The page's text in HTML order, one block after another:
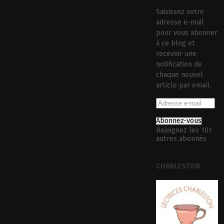
Saisissez votre
adresse e-mail
pour vous abonner
à ce blog et
recevoir une
notification de
chaque nouvel
article par email.
Abonnez-vous
Rejoignez les 101
autres abonnés
CHARLESTON